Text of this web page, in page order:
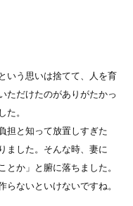
いう思いは捨てて、人を育
ただけたのがありがたかっ
た。
担と知って放置しすぎた
ました。そんな時、妻に
とか」と腑に落ちました。
ないといけないですね。